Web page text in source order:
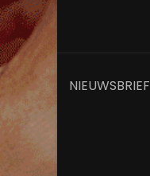
NIEUWSBRIEF